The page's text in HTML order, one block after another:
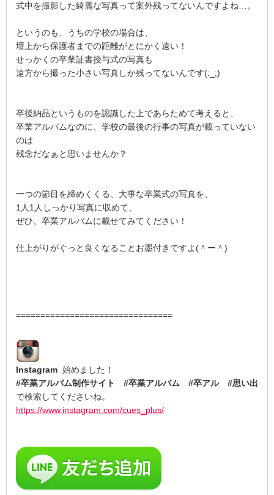
式中を撮影した綺麗な写真って案外残ってないんですよね…。
というのも、うちの学校の場合は、
壇上から保護者までの距離がとにかく遠い！
せっかくの卒業証書授与式の写真も
遠方から撮った小さい写真しか残ってないんです(:_;)
卒後納品というものを認識した上であらためて考えると、
卒業アルバムなのに、学校の最後の行事の写真が載っていない
のは
残念だなぁと思いませんか？
一つの節目を締めくくる、大事な卒業式の写真を、
1人1人しっかり写真に収めて、
ぜひ、卒業アルバムに載せてみてください！
仕上がりがぐっと良くなることお墨付きですよ(＾ー＾)
================================
Instagram 始めました！
#卒業アルバム制作サイト #卒業アルバム #卒アル #思い出
で検索してくださいね。
https://www.instagram.com/cues_plus/